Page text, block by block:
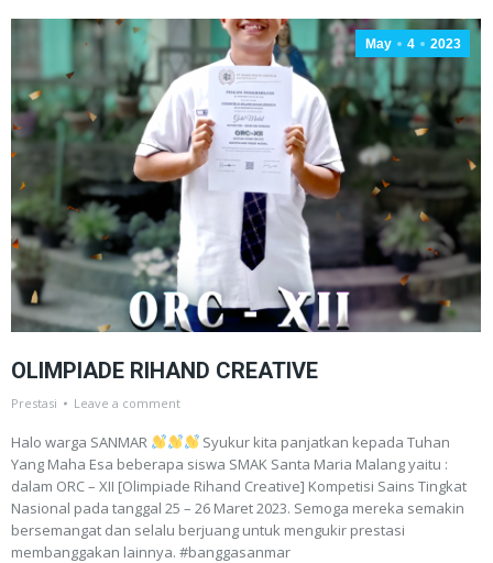
May 4 2023
OLIMPIADE RIHAND CREATIVE
Prestasi Leave a comment
Halo warga SANMAR
Syukur kita panjatkan kepada Tuhan
Yang Maha Esa beberapa siswa SMAK Santa Maria Malang yaitu :
dalam ORC – XII [Olimpiade Rihand Creative] Kompetisi Sains Tingkat
Nasional pada tanggal 25 – 26 Maret 2023. Semoga mereka semakin
bersemangat dan selalu berjuang untuk mengukir prestasi
membanggakan lainnya. #banggasanmar